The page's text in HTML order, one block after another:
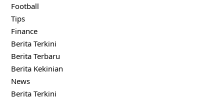
Football
Tips
Finance
Berita Terkini
Berita Terbaru
Berita Kekinian
News
Berita Terkini